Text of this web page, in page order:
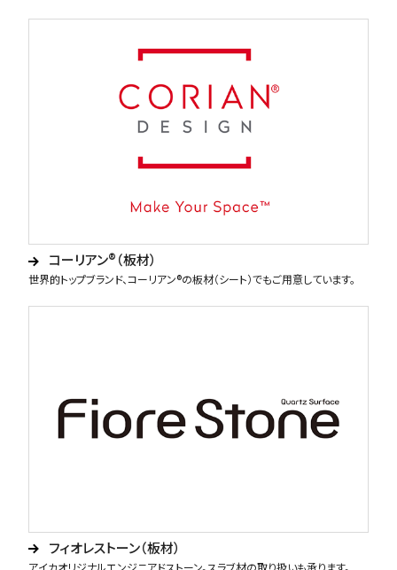
コーリアン®（板材）
世界的トップブランド、コーリアン®の板材（シート）でもご用意しています。
フィオレストーン（板材）
アイカオリジナルエンジニアドストーン。スラブ材の取り扱いも承ります。